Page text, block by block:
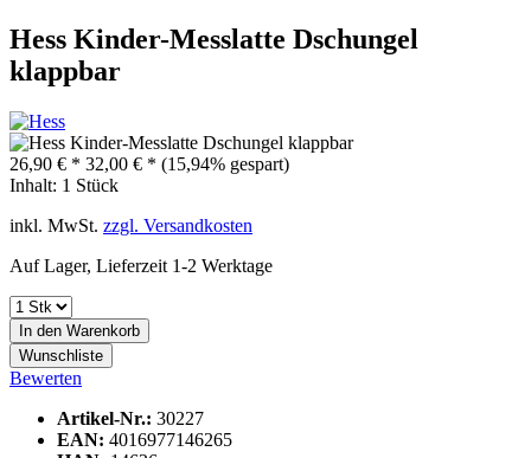
Hess Kinder-Messlatte Dschungel
klappbar
26,90 € * 32,00 € * (15,94% gespart)
Inhalt: 1 Stück
inkl. MwSt. zzgl. Versandkosten
Auf Lager, Lieferzeit 1-2 Werktage
In den Warenkorb
Wunschliste
Bewerten
Artikel-Nr.: 30227
EAN: 4016977146265